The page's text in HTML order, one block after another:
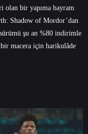
olan bir yapıma bayram
Shadow of Mordor’dan
şu an %80 indirimle
bir macera için harikulâde